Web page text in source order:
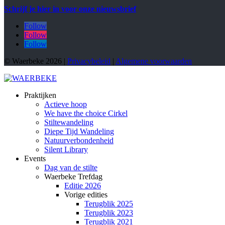
Schrijf je hier in voor onze nieuwsbrief
Follow
Follow
Follow
© Waerbeke 2026 | Privacybeleid | Algemene voorwaarden
Praktijken
Actieve hoop
We have the choice Cirkel
Stiltewandeling
Diepe Tijd Wandeling
Natuurverbondenheid
Silent Library
Events
Dag van de stilte
Waerbeke Trefdag
Editie 2026
Vorige edities
Terugblik 2025
Terugblik 2023
Terugblik 2021